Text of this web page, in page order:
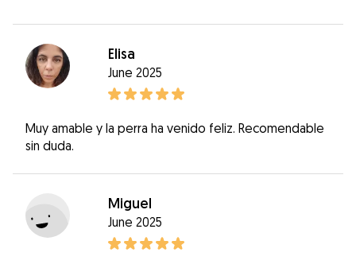
Elisa
June 2025
Muy amable y la perra ha venido feliz. Recomendable
sin duda.
Miguel
June 2025